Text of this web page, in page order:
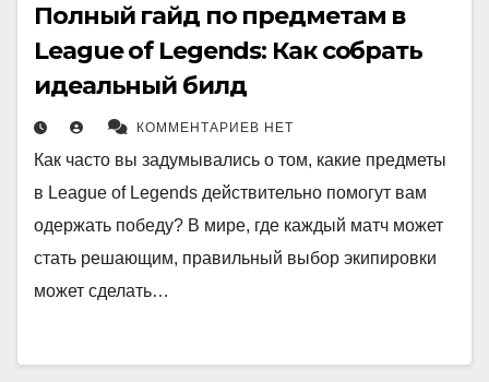
Полный гайд по предметам в
League of Legends: Как собрать
идеальный билд
КОММЕНТАРИЕВ НЕТ
Как часто вы задумывались о том, какие предметы
в League of Legends действительно помогут вам
одержать победу? В мире, где каждый матч может
стать решающим, правильный выбор экипировки
может сделать…